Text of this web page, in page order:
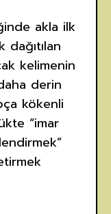
akla ilk
kelimenin
derin
kökenli
“imar